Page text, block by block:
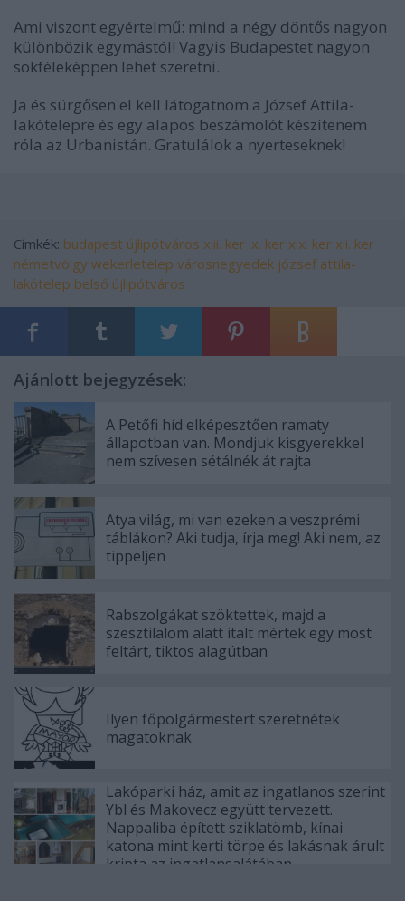
Ami viszont egyértelmű: mind a négy döntős nagyon
különbözik egymástól! Vagyis Budapestet nagyon
sokféleképpen lehet szeretni.
Ja és sürgősen el kell látogatnom a József Attila-
lakótelepre és egy alapos beszámolót készítenem
róla az Urbanistán. Gratulálok a nyerteseknek!
Címkék: budapest újlipótváros xiii. ker ix. ker xix. ker xii. ker
németvölgy wekerletelep városnegyedek józsef attila-
lakótelep belső újlipótváros
Ajánlott bejegyzések:
A Petőfi híd elképesztően ramaty
állapotban van. Mondjuk kisgyerekkel
nem szívesen sétálnék át rajta
Atya világ, mi van ezeken a veszprémi
táblákon? Aki tudja, írja meg! Aki nem, az
tippeljen
Rabszolgákat szöktettek, majd a
szesztilalom alatt italt mértek egy most
feltárt, tiktos alagútban
Ilyen főpolgármestert szeretnétek
magatoknak
Lakóparki ház, amit az ingatlanos szerint
Ybl és Makovecz együtt tervezett.
Nappaliba épített sziklatömb, kínai
katona mint kerti törpe és lakásnak árult
kripta az ingatlansalátában